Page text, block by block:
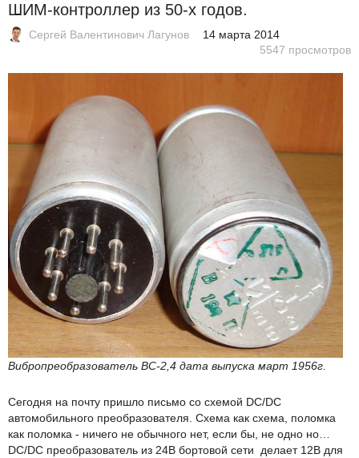
ШИМ-контроллер из 50-х годов.
Сергей Валентинович Лагунов
14 марта 2014
5547 просмотров
Вибропреобразователь ВС-2,4 дата выпуска март 1956г.
Сегодня на почту пришло письмо со схемой DC/DC
автомобильного преобразователя. Схема как схема, поломка
как поломка - ничего не обычного нет, если бы, не одно но…
DC/DC преобразователь из 24В бортовой сети делает 12В для